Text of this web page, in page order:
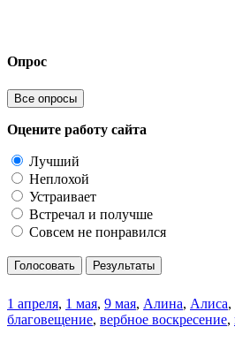
Опрос
Все опросы
Оцените работу сайта
Лучший
Неплохой
Устраивает
Встречал и получше
Совсем не понравился
Голосовать Результаты
1 апреля, 1 мая, 9 мая, Алина, Алиса,
благовещение, вербное воскресение,